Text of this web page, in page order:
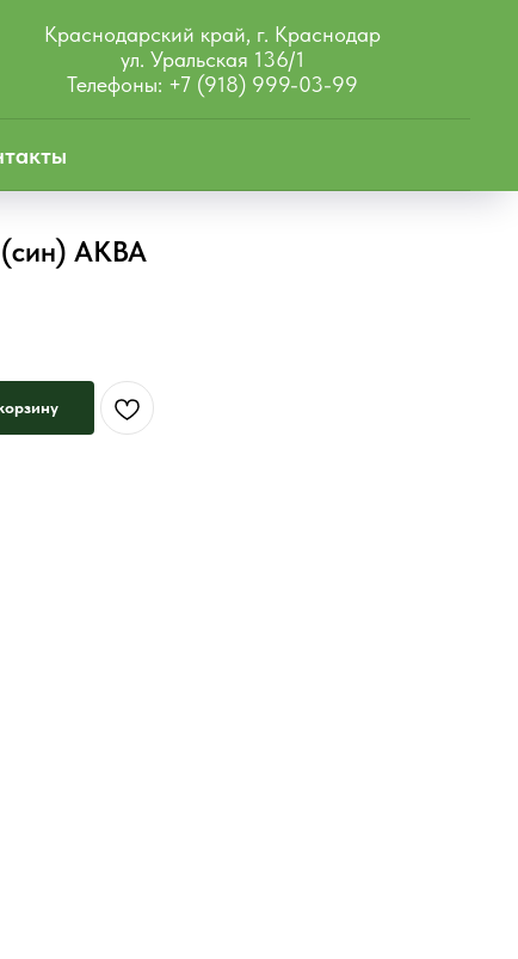
Краснодарский край, г. Краснодар
ул. Уральская 136/1
Телефоны: +7 (918) 999-03-99
АКВА